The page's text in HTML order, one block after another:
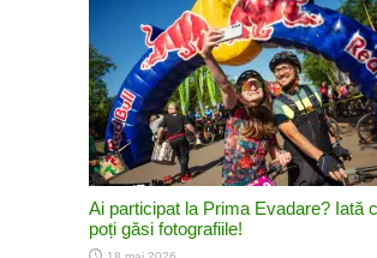
Ai participat la Prima Evadare? Iată
poți găsi fotografiile!